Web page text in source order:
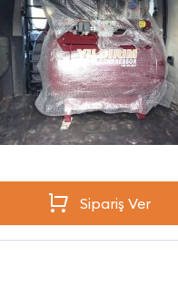
Sipariş Ver